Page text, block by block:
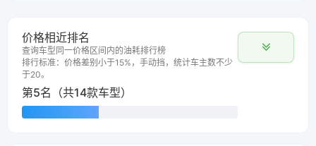
价格相近排名
查询车型同一价格区间内的油耗排行榜
排行标准：价格差别小于15%，手动挡，统计车主数不少
于20。
第5名（共14款车型）